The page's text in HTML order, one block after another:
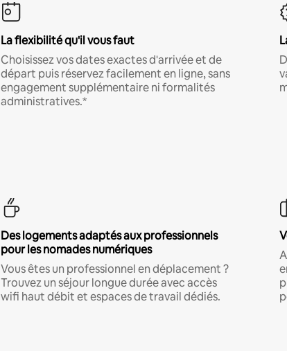
La flexibilité qu'il vous faut
Choisissez vos dates exactes d'arrivée et de
départ puis réservez facilement en ligne, sans
engagement supplémentaire ni formalités
administratives.*
Des logements adaptés aux professionnels
pour les nomades numériques
Vous êtes un professionnel en déplacement ?
Trouvez un séjour longue durée avec accès
wifi haut débit et espaces de travail dédiés.